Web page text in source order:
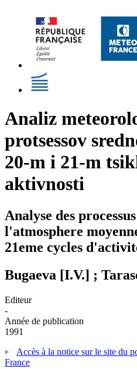
Analiz
protsessov
20-m i 21-m
aktivnosti
Analyse des
l'atmosphere
21eme cycles
Bugaeva [I.V.] ;
Editeur
-
Année de publication
1991
Accès à la notice sur le site du
France